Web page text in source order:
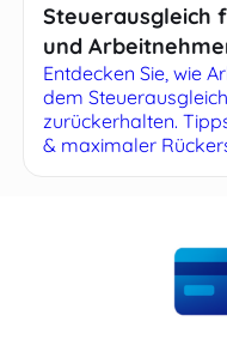
Steuerausgleich
und
Entdecken Sie, wie
dem
zurückerhalten.
& maximaler